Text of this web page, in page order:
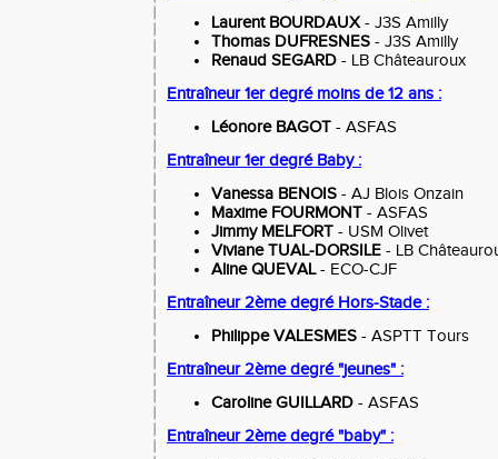
Laurent BOURDAUX- J3S Amilly
Thomas DUFRESNES - J3S Amilly
Renaud SEGARD - LB Châteauroux
Entraîneur 1er degré moins de 12 ans :
Léonore BAGOT - ASFAS
Entraîneur 1er degré Baby :
Vanessa BENOIS - AJ Blois Onzain
Maxime FOURMONT - ASFAS
Jimmy MELFORT - USM Olivet
Viviane TUAL-DORSILE - LB
Aline QUEVAL- ECO-CJF
Entraîneur 2ème degré Hors-Stade :
Philippe VALESMES - ASPTT Tours
Entraîneur 2ème degré "jeunes" :
Caroline GUILLARD - ASFAS
Entraîneur 2ème degré "baby" :